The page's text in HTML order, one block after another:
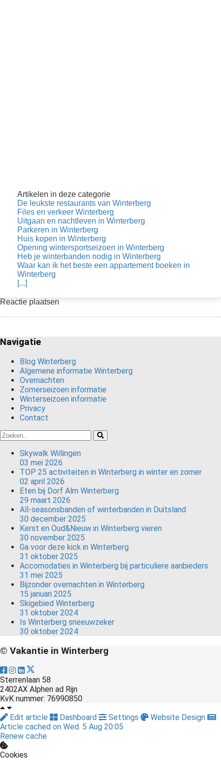
Artikelen in deze categorie
De leukste restaurants van Winterberg
Files en verkeer Winterberg
Uitgaan en nachtleven in Winterberg
Parkeren in Winterberg
Huis kopen in Winterberg
Opening wintersportseizoen in Winterberg
Heb je winterbanden nodig in Winterberg
Waar kan ik het beste een appartement boeken in
Winterberg
[...]
Reactie plaatsen
Navigatie
Blog Winterberg
Algemene informatie Winterberg
Overnachten
Zomerseizoen informatie
Winterseizoen informatie
Privacy
Contact
Skywalk Willingen
03 mei 2026
TOP 25 activiteiten in Winterberg in winter en zomer
02 april 2026
Eten bij Dorf Alm Winterberg
29 maart 2026
All-seasonsbanden of winterbanden in Duitsland
30 december 2025
Kerst en Oud&Nieuw in Winterberg vieren
30 november 2025
Ga voor deze kick in Winterberg
31 oktober 2025
Accomodaties in Winterberg bij particuliere aanbieders
31 mei 2025
Bijzonder overnachten in Winterberg
15 januari 2025
Skigebied Winterberg
31 oktober 2024
Is Winterberg sneeuwzeker
30 oktober 2024
© Vakantie in Winterberg
Sterrenlaan 58
2402AX Alphen ad Rijn
KvK nummer: 76990850
Edit article
Dashboard Settings
Website Design
Article cached on Wed. 5 Aug 20:05
Renew cache
Cookies